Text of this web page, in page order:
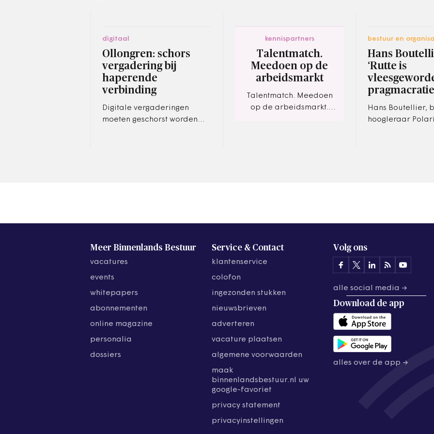
digitaal
Ollongren: schors
vergadering bij
haperende
verbinding
Digitale vergaderingen
moeten geschorst worden
kennispartners
Talentmatch.
Meedoen op de
arbeidsmarkt
Talentmatch. Meedoen
op de arbeidsmarkt.
bestuur en
Hans
‘Rutte is
Hans Boutellier,
hoogleraar
Meer Binnenlands Bestuur
vacatures
events
whitepapers
abonnementen
online magazine
personalia
dossiers
Service & Contact
klantenservice
colofon
ingezonden stukken
nieuwsbrieven
adverteren
vacature plaatsen
algemene voorwaarden
maak
binnenlandsbestuur.nl uw
google-favoriet
privacy statement
privacyinstellingen
Volg ons
alle social media →
Download de app
alles over de app →